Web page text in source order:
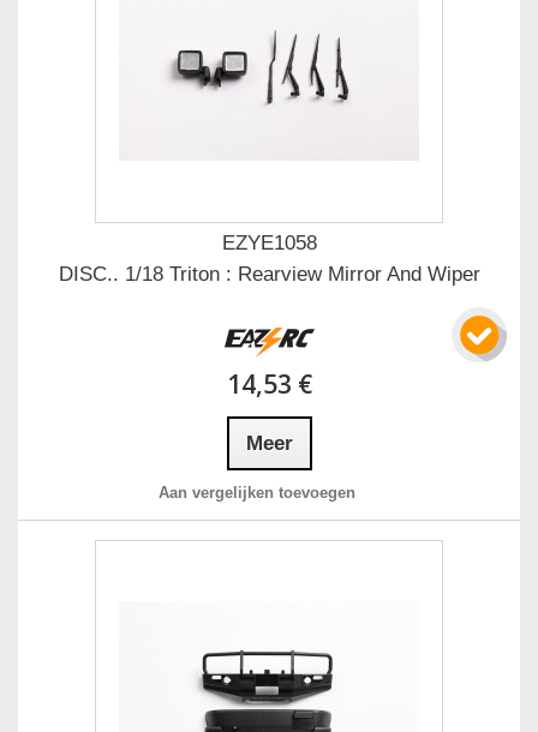
EZYE1058
DISC.. 1/18 Triton : Rearview Mirror And Wiper
14,53 €
Meer
Aan vergelijken toevoegen